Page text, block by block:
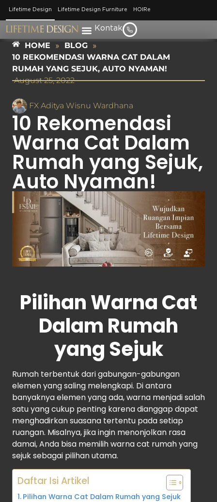
Lifetime Design Lifetime Design Furniture HOIRe
Kontak
HOME » BLOG »
10 REKOMENDASI WARNA CAT DALAM
RUMAH YANG SEJUK, AUTO NYAMAN!
August 25, 2022
FX Aditya Wisnu Wardhana
10 Rekomendasi
Warna Cat Dalam
Rumah yang Sejuk,
Auto Nyaman!
Pilihan Warna Cat
Dalam Rumah
yang Sejuk
Rumah terbentuk dari gabungan-gabungan
elemen yang saling melengkapi. Di antara
banyaknya elemen yang ada, warna menjadi salah
satu yang cukup penting karena dianggap dapat
menghadirkan suasana tertentu pada setiap
ruangan. Misalnya, jika ingin menonjolkan rasa
damai, Anda bisa memilih warna cat rumah yang
sejuk sebagai pilihan utama.
Daftar Isi Artikel
Pilihan Warna Cat Dalam Rumah yang Sejuk